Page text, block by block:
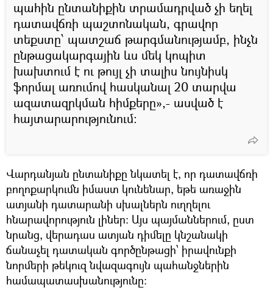
պահին ընտանիքին տրամադրված չի եղել
դատավճռի պաշտոնական, գրավոր
տեքստը՝ պատշաճ թարգմանությամբ, ինչն
ընթացակարգային ևս մեկ կոպիտ
խախտում է ու թույլ չի տալիս նույնիսկ
ֆորմալ առումով հասկանալ 20 տարվա
ազատազրկման հիմքերը»,- ասված է
հայտարարությունում։
Վարդանյան ընտանիքը նկատել է, որ դատավճռի
բողոքարկումն իմաստ կունենար, եթե առաջին
ատյանի դատարանի սխալներն ուղղելու
հնարավորություն լիներ։ Այս պայմաններում, ըստ
նրանց, վերադաս ատյան դիմելը կնշանակի
ճանաչել դատական գործընթացի՝ իրավունքի
նորմերի թեկուզ նվազագույն պահանջներին
համապատասխանությունը: